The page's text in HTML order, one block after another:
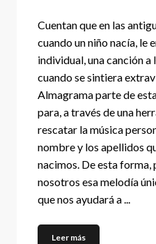
Cuentan que en las
cuando un niño nacía, le
individual, una canción
cuando se sintiera
Almagrama parte de
para, a través de una
rescatar la música
nombre y los apellidos
nacimos. De esta forma,
nosotros esa melodía
que nos ayudará a ...
Leer más